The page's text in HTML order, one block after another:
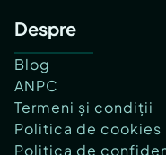
Despre
Blog
ANPC
Termeni și condiții
Politica de cookies
Politica de